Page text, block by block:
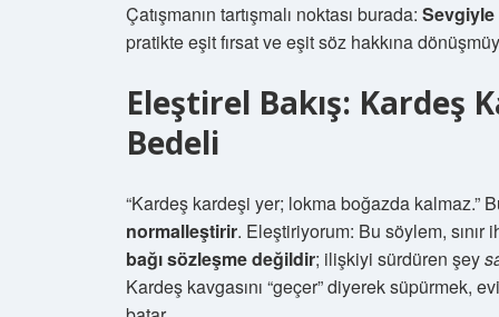
Çatışmanın tartışmalı noktası burada: Sevgiyle
pratikte eşit fırsat ve eşit söz hakkına
Eleştirel Bakış: Kardeş
Bedeli
“Kardeş kardeşi yer; lokma boğazda kalmaz.”
normalleştirir. Eleştiriyorum: Bu söylem, sınır
bağı sözleşme değildir; ilişkiyi sürdüren şey
Kardeş kavgasını “geçer” diyerek süpürmek,